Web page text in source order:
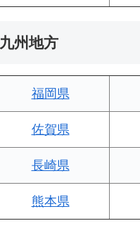
九州地方
福岡県
佐賀県
長崎県
熊本県